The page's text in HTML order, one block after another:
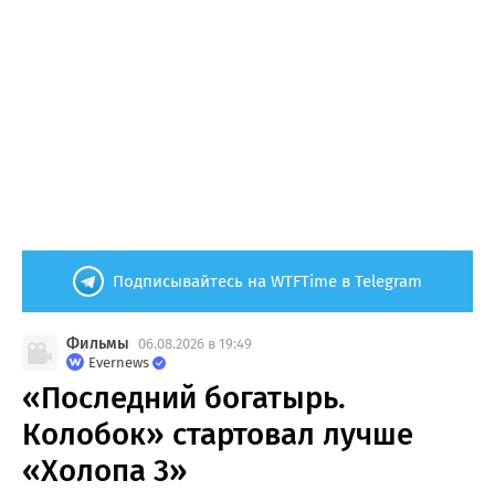
Подписывайтесь на WTFTime в Telegram
Фильмы 06.08.2026 в 19:49
Evernews
«Последний богатырь.
Колобок» стартовал лучше
«Холопа 3»